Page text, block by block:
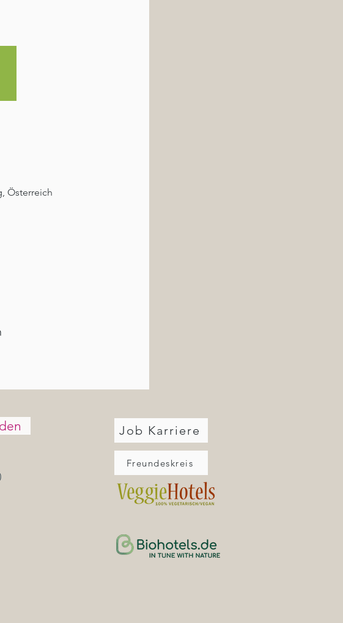
Österreich
Job Karriere
Freundeskreis